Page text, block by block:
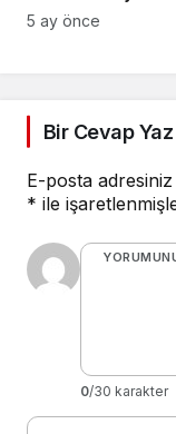
Sözleri
5 ay önce
Bir Cevap Yaz
E-posta
* ile
0/30 karakter